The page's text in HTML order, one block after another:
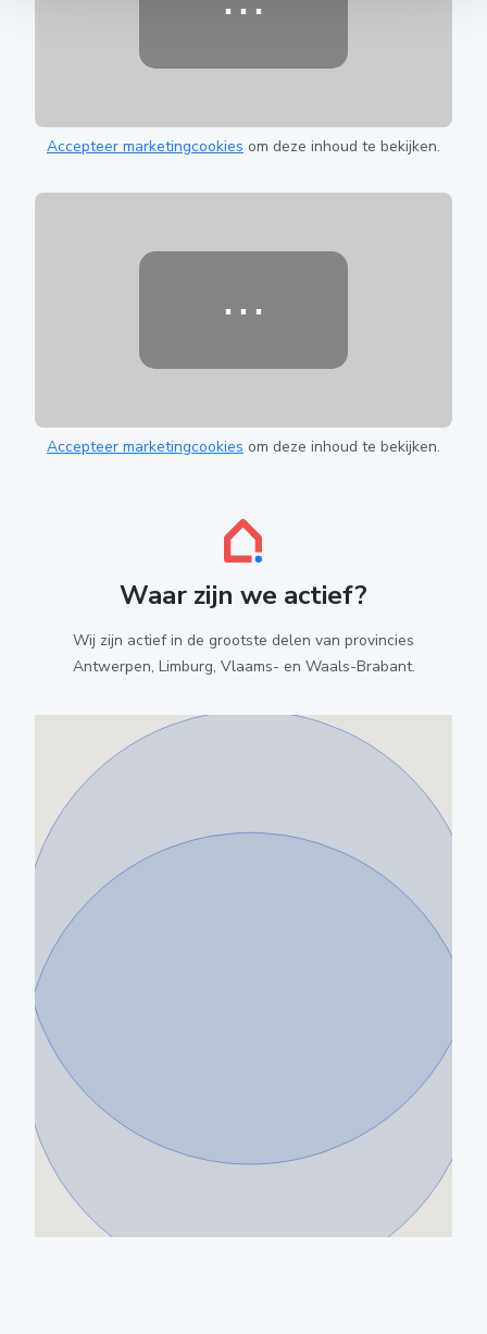
Accepteer marketingcookies om deze inhoud te bekijken.
⋯
Accepteer marketingcookies om deze inhoud te bekijken.
Waar zijn we actief?
Wij zijn actief in de grootste delen van provincies
Antwerpen, Limburg, Vlaams- en Waals-Brabant.